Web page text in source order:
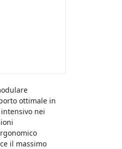
ottimale in
nei
il massimo